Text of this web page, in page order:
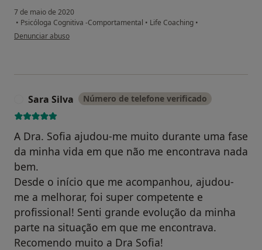
7 de maio de 2020
• Psicóloga Cognitiva -Comportamental • Life Coaching •
na opinião do utilizador E.M.
Denunciar abuso
Sara Silva Número de telefone verificado
A Dra. Sofia ajudou-me muito durante uma fase
da minha vida em que não me encontrava nada
bem.
Desde o início que me acompanhou, ajudou-
me a melhorar, foi super competente e
profissional! Senti grande evolução da minha
parte na situação em que me encontrava.
Recomendo muito a Dra Sofia!